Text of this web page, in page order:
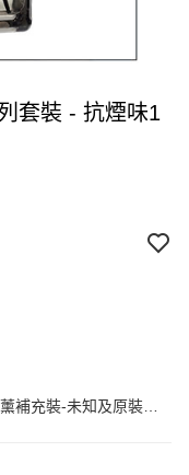
套裝 - 抗煙味1
補充裝-未知及原裝藤